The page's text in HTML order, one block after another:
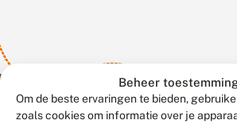
Beheer
Om de beste ervaringen te bieden,
zoals cookies om informatie over je